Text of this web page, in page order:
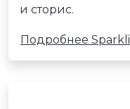
и сторис.
Подробнее